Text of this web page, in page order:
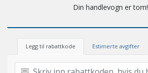
Din handlevogn er tom!
Legg til rabattkode Estimerte avgifter